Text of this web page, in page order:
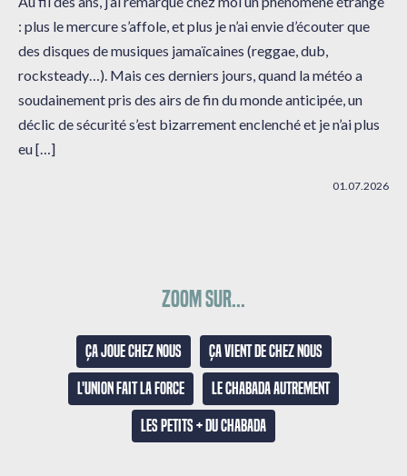
: plus le mercure s’affole, et plus je n’ai envie d’écouter que
des disques de musiques jamaïcaines (reggae, dub,
rocksteady…). Mais ces derniers jours, quand la météo a
soudainement pris des airs de fin du monde anticipée, un
déclic de sécurité s’est bizarrement enclenché et je n’ai plus
eu […]
01.07.2026
Zoom sur...
Ça joue chez nous
Ça vient de chez nous
L'union fait la force
Le Chabada autrement
Les petits + du Chabada